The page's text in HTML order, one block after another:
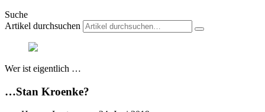
Suche
Artikel durchsuchen
Wer ist eigentlich …
…Stan Kroenke?